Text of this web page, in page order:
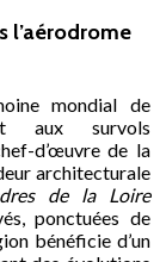
l’aérodrome
mondial de
aux survols
d’œuvre de la
architecturale
de la Loire
ponctuées de
bénéficie d’un